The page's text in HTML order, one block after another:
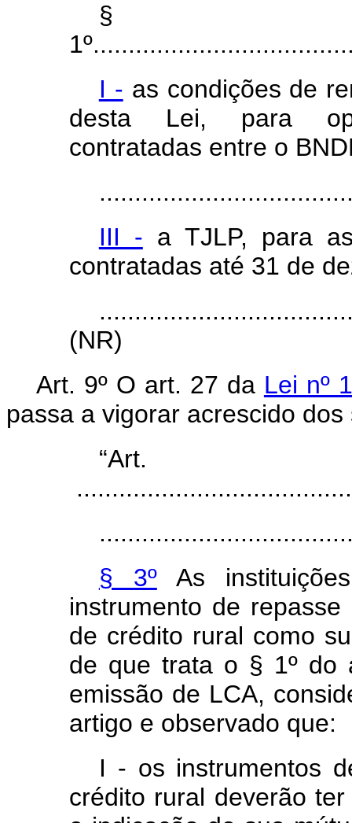
§
I - as condições de
desta Lei, para
contratadas entre o
III - a TJLP, para
contratadas até 31 de
(NR)
Art. 9º O art. 27 da Lei nº
passa a vigorar acrescido dos
§ 3ºAs
instrumento de
de crédito rural como
de que trata o § 1º do
emissão de LCA,
artigo e observado que:
I - os instrumentos
crédito rural deverão